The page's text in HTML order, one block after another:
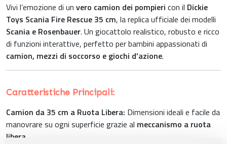
Vivi l’emozione di un vero camion dei pompieri con il Dickie
Toys Scania Fire Rescue 35 cm, la replica ufficiale dei modelli
Scania e Rosenbauer. Un giocattolo realistico, robusto e ricco
di funzioni interattive, perfetto per bambini appassionati di
camion, mezzi di soccorso e giochi d’azione.
Caratteristiche Principali:
Camion da 35 cm a Ruota Libera: Dimensioni ideali e facile da
manovrare su ogni superficie grazie al meccanismo a ruota
libera